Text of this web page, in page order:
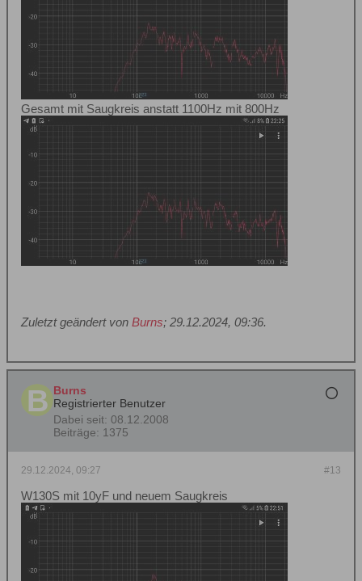
Gesamt mit Saugkreis anstatt 1100Hz mit 800Hz
Zuletzt geändert von Burns; 29.12.2024, 09:36.
Burns
Registrierter Benutzer
Dabei seit: 08.12.2008
Beiträge: 1375
#13
29.12.2024, 09:27
W130S mit 10yF und neuem Saugkreis